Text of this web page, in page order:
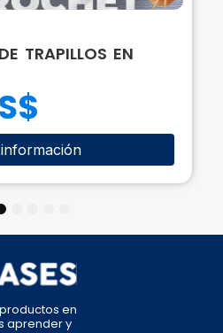
TRAPILLOS EN
5
en
aprender y